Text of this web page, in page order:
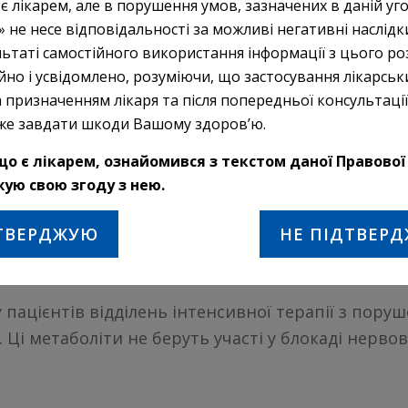
варіабельності розвитку та тривалості дії
(див. розділ «Діти»).
бесилат спонтанно метаболізується
при фізіологічних значеннях рН
естераз плазми крові. Елімінація
є лауданозин та інші метаболіти. Метаболіти
плазми крові становить приблизно 82 %,
відділень інтенсивної терапії з
метаболіти не беруть участі у блокаді
лікарем, але в порушення умов, зазначених в даній
несе відповідальності за можливі негативні
самостійного використання інформації з цього
і усвідомлено, розуміючи, що застосування
лікаря та після попередньої
завдати шкоди Вашому здоров’ю.
є лікарем, ознайомився з текстом даної Правової
свою згоду з нею.
НЕ